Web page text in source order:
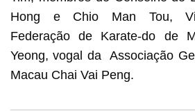
Hong e Chio Man Tou,
Federação de Karate-do de
Yeong, vogal da Associação
Macau Chai Vai Peng.